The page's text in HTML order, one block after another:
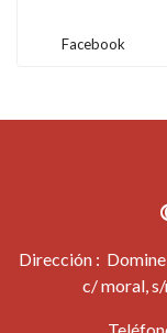
Facebook
Dirección :
c/ moral,